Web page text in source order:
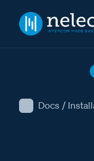
Docs /